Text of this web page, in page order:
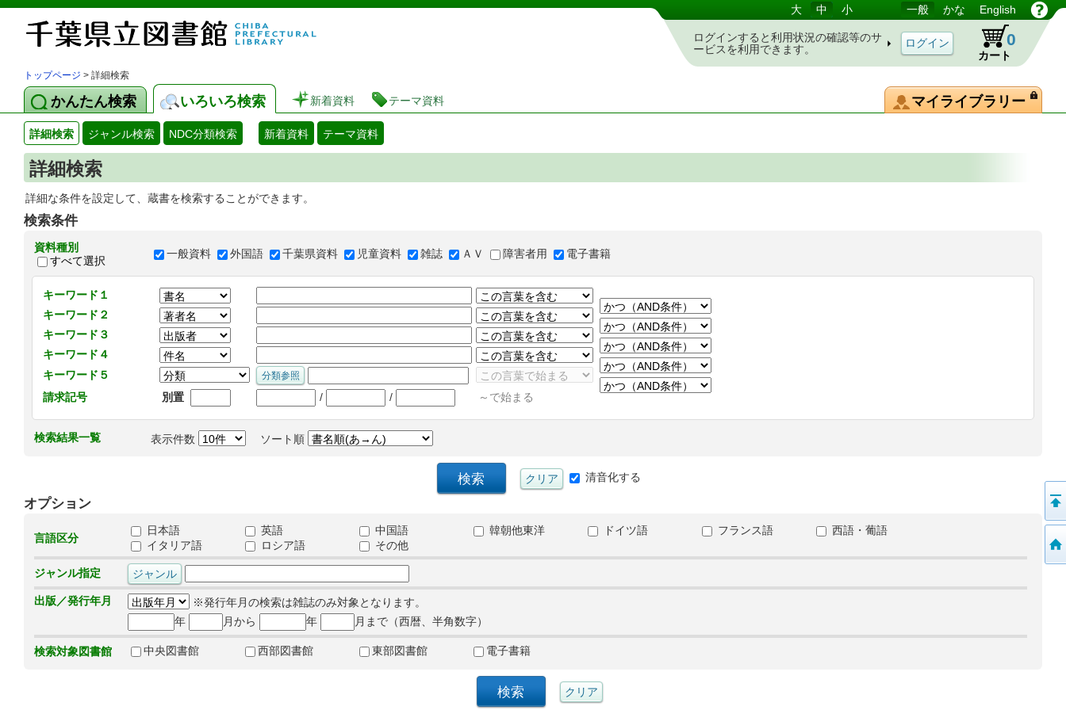
図書館 蔵書検索・予約システム 大 中 小 一般 かな English
ログインすると利用状況の確認等のサ
ービスを利用できます。
カート
0
トップページ > 詳細検索
かんたん検索 いろいろ検索 新着資料 テーマ資料 マイライブラリー
詳細検索 ジャンル検索 NDC分類検索 新着資料 テーマ資料
詳細検索
詳細な条件を設定して、蔵書を検索することができます。
検索条件
資料種別
すべて選択
一般資料 外国語 千葉県資料 児童資料 雑誌 ＡＶ 障害者用 電子書籍
キーワード１
キーワード２
キーワード３
キーワード４
キーワード５
請求記号
別置 / / ～で始まる
検索結果一覧 表示件数 ソート順
清音化する
オプション
言語区分
日本語 英語 中国語 韓朝他東洋 ドイツ語 フランス語
西語・葡語
イタリア語
ロシア語 その他
ジャンル指定
出版／発行年月
※発行年月の検索は雑誌のみ対象となります。
年
月から 年 月まで（西暦、半角数字）
検索対象図書館 中央図書館 西部図書館 東部図書館 電子書籍